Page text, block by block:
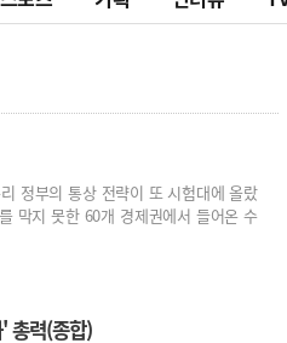
정부의 통상 전략이 또 시험대에 올랐
막지 못한 60개 경제권에서 들어온 수
총력(종합)